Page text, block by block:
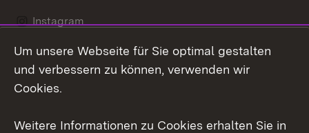
Instagram
Social Wall
Um unsere Webseite für Sie optimal gestalten
und verbessern zu können, verwenden wir
Cookies.
Weitere Informationen zu Cookies erhalten Sie in